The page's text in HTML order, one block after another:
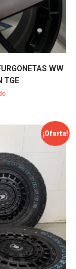
WW
TGE
¡Oferta!